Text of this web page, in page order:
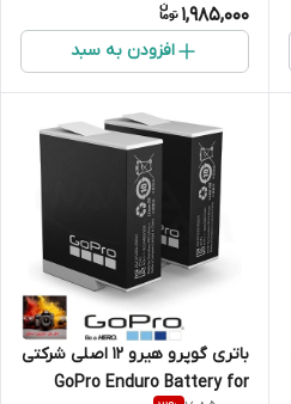
1,985,000
افزودن به سبد
باتری گوپرو هیرو 12 اصلی شرکتی
GoPro Enduro Battery for